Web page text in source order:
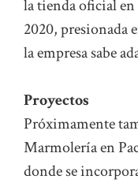
la tienda oficial
2020, presionada
la empresa sabe
Proyectos
Próximamente
Marmolería en
donde se